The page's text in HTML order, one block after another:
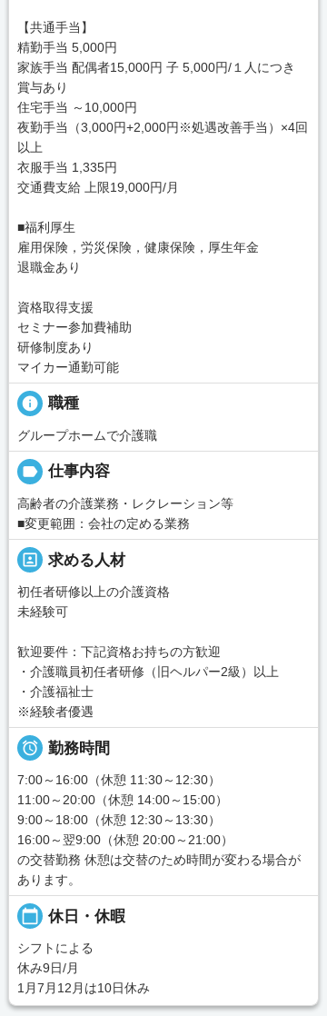
【共通手当】
精勤手当 5,000円
家族手当 配偶者15,000円 子 5,000円/１人につき
賞与あり
住宅手当 ～10,000円
夜勤手当（3,000円+2,000円※処遇改善手当）×4回
以上
衣服手当 1,335円
交通費支給 上限19,000円/月
■福利厚生
雇用保険，労災保険，健康保険，厚生年金
退職金あり
資格取得支援
セミナー参加費補助
研修制度あり
マイカー通勤可能
info 職種
グループホームで介護職
label 仕事内容
高齢者の介護業務・レクレーション等
■変更範囲：会社の定める業務
portrait 求める人材
初任者研修以上の介護資格
未経験可
歓迎要件：下記資格お持ちの方歓迎
・介護職員初任者研修（旧ヘルパー2級）以上
・介護福祉士
※経験者優遇
 勤務時間
7:00～16:00（休憩 11:30～12:30）
11:00～20:00（休憩 14:00～15:00）
9:00～18:00（休憩 12:30～13:30）
16:00～翌9:00（休憩 20:00～21:00）
の交替勤務 休憩は交替のため時間が変わる場合が
あります。
calendar_today 休日・休暇
シフトによる
休み9日/月
1月7月12月は10日休み